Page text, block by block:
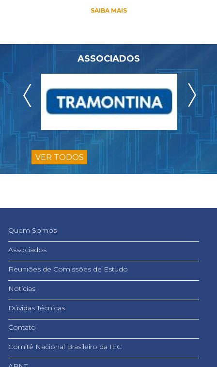
SAIBA MAIS
ASSOCIADOS
VER TODOS
Quem Somos
Associados
Reuniões de Comissões de Estudo
Notícias
Dúvidas Técnicas
Contato
Comitê Nacional Brasileiro da IEC